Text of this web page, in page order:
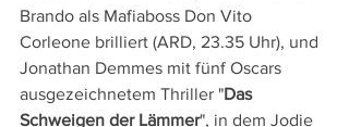
Brando als Mafiaboss Don Vito
Corleone brilliert (ARD, 23.35 Uhr), und
Jonathan Demmes mit fünf Oscars
ausgezeichnetem Thriller "Das
Schweigen der Lämmer", in dem Jodie